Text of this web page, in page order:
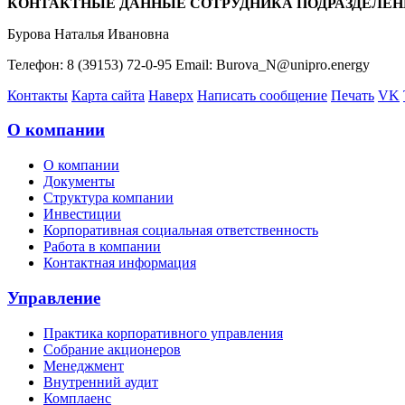
Бурова Наталья Ивановна
Телефон: 8 (39153) 72-0-95 Email: Burova_N@unipro.energy
Контакты Карта сайта Наверх Написать сообщение Печать VK
О компании
О компании
Документы
Структура компании
Инвестиции
Корпоративная социальная ответственность
Работа в компании
Контактная информация
Управление
Практика корпоративного управления
Собрание акционеров
Менеджмент
Внутренний аудит
Комплаенс